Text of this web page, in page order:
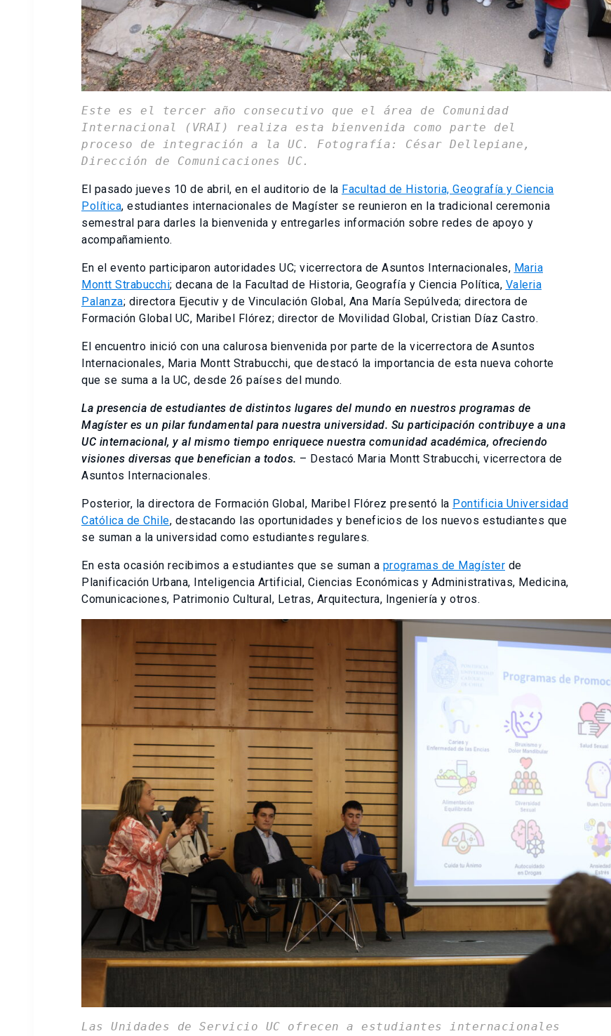
Este es el tercer año consecutivo que el área de Comunidad
Internacional (VRAI) realiza esta bienvenida como parte del
proceso de integración a la UC. Fotografía: César Dellepiane,
Dirección de Comunicaciones UC.
El pasado jueves 10 de abril, en el auditorio de la Facultad de Historia, Geografía y Ciencia
Política, estudiantes internacionales de Magíster se reunieron en la tradicional ceremonia
semestral para darles la bienvenida y entregarles información sobre redes de apoyo y
acompañamiento.
En el evento participaron autoridades UC; vicerrectora de Asuntos Internacionales, Maria
Montt Strabucchi; decana de la Facultad de Historia, Geografía y Ciencia Política, Valeria
Palanza; directora Ejecutiv y de Vinculación Global, Ana María Sepúlveda; directora de
Formación Global UC, Maribel Flórez; director de Movilidad Global, Cristian Díaz Castro.
El encuentro inició con una calurosa bienvenida por parte de la vicerrectora de Asuntos
Internacionales, Maria Montt Strabucchi, que destacó la importancia de esta nueva cohorte
que se suma a la UC, desde 26 países del mundo.
La presencia de estudiantes de distintos lugares del mundo en nuestros programas de
Magíster es un pilar fundamental para nuestra universidad. Su participación contribuye a una
UC internacional, y al mismo tiempo enriquece nuestra comunidad académica, ofreciendo
visiones diversas que benefician a todos. – Destacó Maria Montt Strabucchi, vicerrectora de
Asuntos Internacionales.
Posterior, la directora de Formación Global, Maribel Flórez presentó la Pontificia Universidad
Católica de Chile, destacando las oportunidades y beneficios de los nuevos estudiantes que
se suman a la universidad como estudiantes regulares.
En esta ocasión recibimos a estudiantes que se suman a programas de Magíster de
Planificación Urbana, Inteligencia Artificial, Ciencias Económicas y Administrativas, Medicina,
Comunicaciones, Patrimonio Cultural, Letras, Arquitectura, Ingeniería y otros.
Las Unidades de Servicio UC ofrecen a estudiantes internacionales